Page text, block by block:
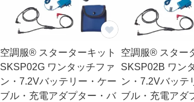
空調服® スターターキット
SKSP02G ワンタッチファ
ン・7.2Vバッテリー・ケー
ブル・充電アダプター・バ
空調服® スター
SKSP02B ワン
ン・7.2Vバッテ
ブル・充電アダ